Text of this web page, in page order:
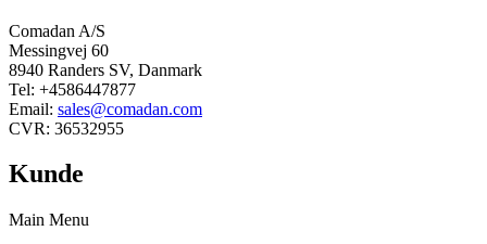
Comadan A/S
Messingvej 60
8940 Randers SV, Danmark
Tel: +4586447877
Email: sales@comadan.com
CVR: 36532955
Kunde
Main Menu